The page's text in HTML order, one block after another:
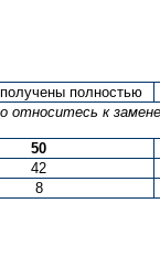
полностью
относитесь к
50
42
8